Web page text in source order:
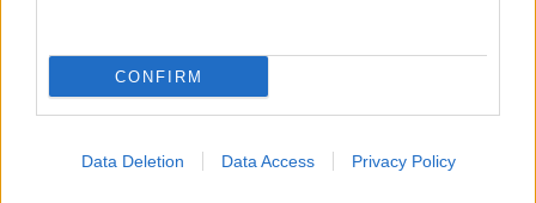
CONFIRM
Data Deletion Data Access Privacy Policy
Ειδικότερα, όπως προέκυψε από την
25-12-2024 σε περιοχή της Θεσσαλονίκης, ο